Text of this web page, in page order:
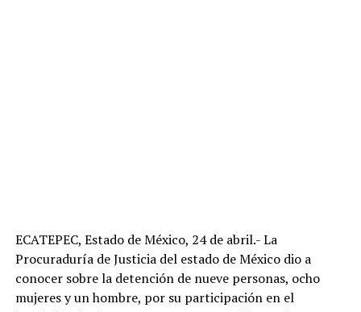
ECATEPEC, Estado de México, 24 de abril.- La
Procuraduría de Justicia del estado de México dio a
conocer sobre la detención de nueve personas, ocho
mujeres y un hombre, por su participación en el